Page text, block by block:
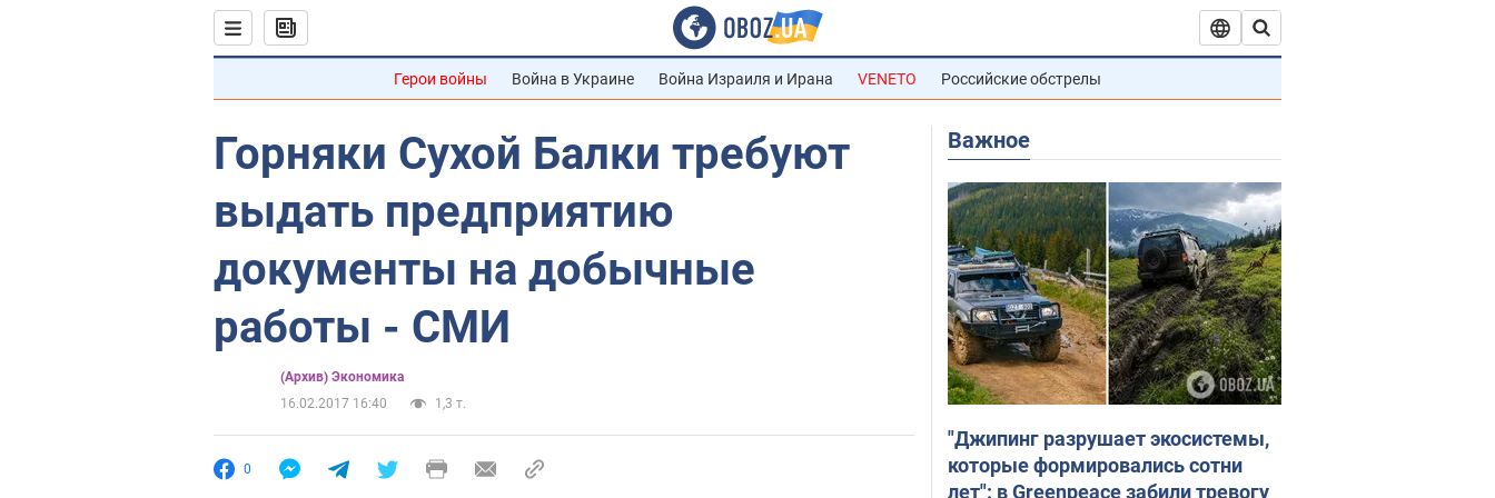
Герои войны Война в Украине Война Израиля и Ирана VENETO Российские обстрелы
Горняки Сухой Балки требуют
выдать предприятию
документы на добычные
работы - СМИ
(Архив) Экономика
16.02.2017 16:40
1,3 т.
0
Важное
"Джипинг разрушает экосистемы,
которые формировались сотни
лет": в Greenpeace забили тревогу